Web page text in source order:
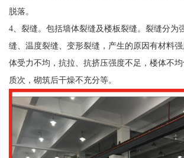
脱落。
4、裂缝。包括墙体裂缝及楼板裂缝。裂缝分为
缝、温度裂缝、变形裂缝，产生的原因有材料
体受力不均，抗拉、抗挤压强度不足，楼体不
质次，砌筑后干燥不充分等。